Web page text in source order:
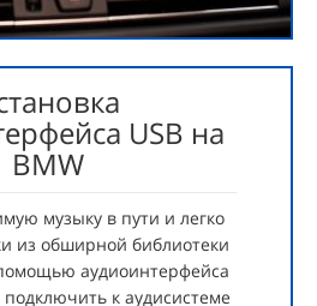
USB на
BMW
музыку в пути и легко
из обширной библиотеки
аудиоинтерфейса
к аудисистеме